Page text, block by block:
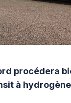
procédera
à